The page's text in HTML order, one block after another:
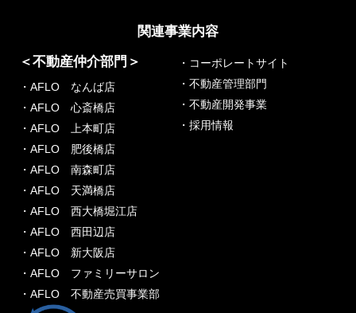
関連事業内容
＜不動産仲介部門＞
・AFLO なんば店
・AFLO 心斎橋店
・AFLO 上本町店
・AFLO 肥後橋店
・AFLO 南森町店
・AFLO 天満橋店
・AFLO 西大橋堀江店
・AFLO 西田辺店
・AFLO 新大阪店
・AFLO ファミリーサロン
・AFLO 不動産売買事業部
・コーポレートサイト
・不動産管理部門
・不動産開発事業
・採用情報